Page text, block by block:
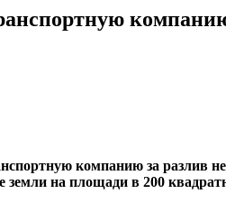
компанию за разлив
земли на площади в 200